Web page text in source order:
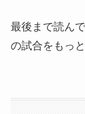
最後まで読ん
の試合をもっ